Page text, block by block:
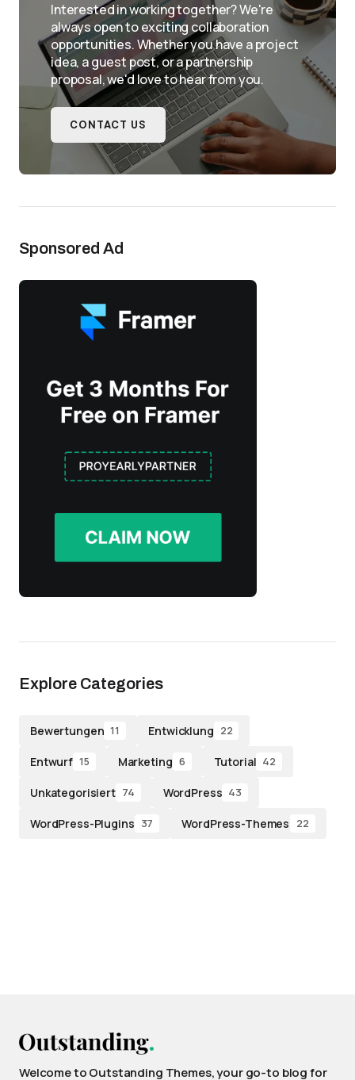
Interested in working together? We're
always open to exciting collaboration
opportunities. Whether you have a project
idea, a guest post, or a partnership
proposal, we'd love to hear from you.
CONTACT US
Sponsored Ad
Explore Categories
Bewertungen 11 Entwicklung 22
Entwurf 15 Marketing 6 Tutorial 42
Unkategorisiert 74 WordPress 43
WordPress-Plugins 37 WordPress-Themes 22
Welcome to Outstanding Themes, your go-to blog for